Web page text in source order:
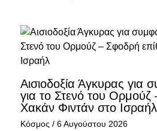
Αισιοδοξία Άγκυρας
για το Στενό του
Χακάν Φιντάν στο Ισραήλ
Κόσμος / 6 Αυγούστου 2026